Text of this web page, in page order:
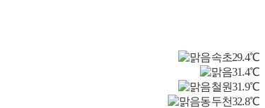
속초29.4℃
31.4℃
철원31.9℃
동두천32.8℃